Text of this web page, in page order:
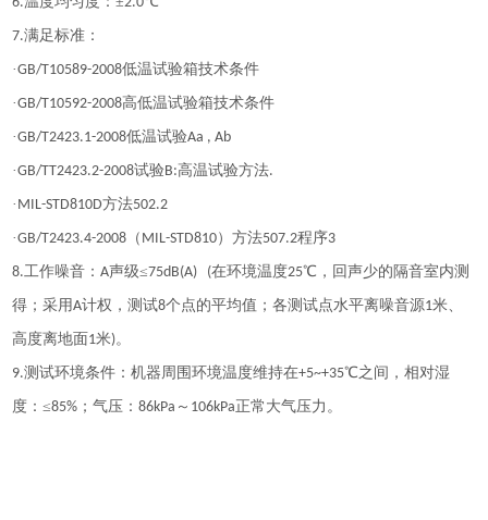
7.满足标准 ：
·GB/T10589-2008低温试验箱技术条件
·GB/T10592-2008高低温试验箱技术条件
·GB/T2423.1-2008低温试验Aa , Ab
·GB/TT2423.2-2008试验B:高温试验方法.
· MIL-STD810D方法502.2
·GB/T2423.4-2008 （ MIL-STD810）方法507.2程序3
8.工作噪音 ：A声级≤75dB(A) (在环境温度25℃，回声少的隔音室内测
得；采用A计权，测试8个点的平均值；各测试点水平离噪音源1米、
高度离地面1米)。
9.测试环境条件 ：机器周围环境温度维持在+5~+35℃之间，相对湿
度：≤85% ；气压：86kPa ～ 106kPa正常大气压力。